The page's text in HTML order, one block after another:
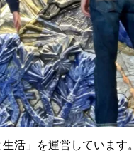
活」を運営しています。